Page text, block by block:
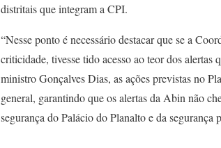
distritais que integram a CPI.
“Nesse ponto é necessário destacar que se a
criticidade, tivesse tido acesso ao teor dos
ministro Gonçalves Dias, as ações previstas no
general, garantindo que os alertas da Abin não
segurança do Palácio do Planalto e da segurança